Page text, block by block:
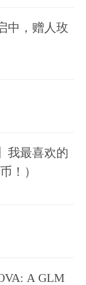
中，赠人玫
我最喜欢的
！）
A GLM